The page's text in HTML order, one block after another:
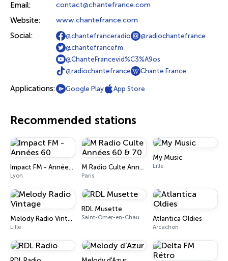
Email: contact@chantefrance.com
Website: www.chantefrance.com
Social: @chantefranceradio
@radiochantefrance
@chantefrancefm
@ChanteFrancevid%C3%A9os
@radiochantefrance
Chante France
Applications: Google Play App Store
Recommended stations
Impact FM - Années 60
Lyon
M Radio Culte Années 60 & 70
Paris
My Music
Lille
Melody Radio Vintage
Lille
RDL Musette
Saint-Omer-en-Chaussée Atlantica Oldies
Arcachon